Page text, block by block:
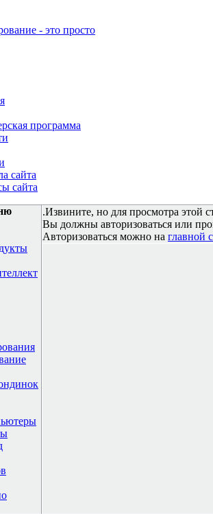
- это просто
программа
сайта
сайта
.Извините, но для просмотра этой
Вы должны авторизоваться или
Авторизоваться можно на главной